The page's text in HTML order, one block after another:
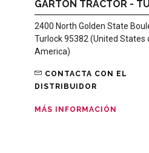
GARTON TRACTOR -
2400 North Golden State
Turlock 95382 (United States
America)
CONTACTA CON EL
DISTRIBUIDOR
MÁS INFORMACIÓN